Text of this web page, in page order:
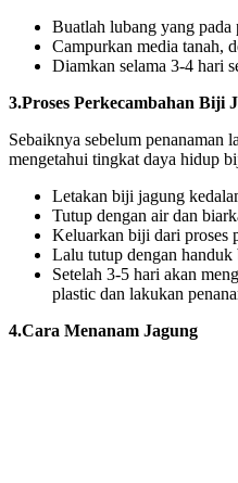
Buatlah lubang yang
Campurkan media tanah,
Diamkan selama 3-4 hari
3.Proses Perkecambahan Biji
Sebaiknya sebelum penanaman
mengetahui tingkat daya hidup
Letakan biji jagung
Tutup dengan air dan
Keluarkan biji dari proses
Lalu tutup dengan handuk
Setelah 3-5 hari akan
plastic dan lakukan
4.Cara Menanam Jagung